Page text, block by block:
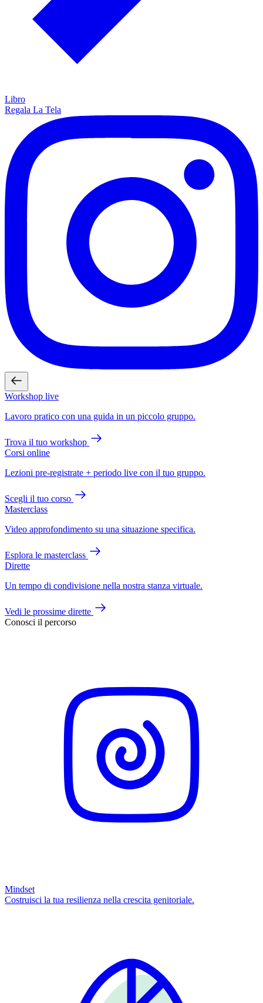
Libro
Regala La Tela
Workshop live
Lavoro pratico con una guida in un piccolo gruppo.
Trova il tuo workshop
Corsi online
Lezioni pre-registrate + periodo live con il tuo gruppo.
Scegli il tuo corso
Masterclass
Video approfondimento su una situazione specifica.
Esplora le masterclass
Dirette
Un tempo di condivisione nella nostra stanza virtuale.
Vedi le prossime dirette
Conosci il percorso
Mindset
Costruisci la tua resilienza nella crescita genitoriale.